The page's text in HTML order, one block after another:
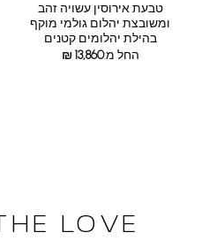
טבעת אירוסין עשויה זהב
ומשובצת יהלום גולמי מוקף
בהילת יהלומים קטנים
החל מ:
₪13,860
LOVE